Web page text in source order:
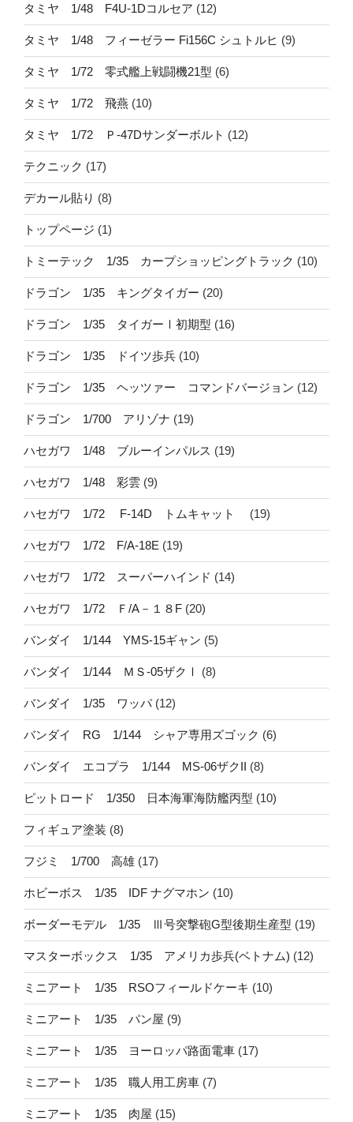
タミヤ 1/48 F4U-1Dコルセア (12)
タミヤ 1/48 フィーゼラー Fi156C シュトルヒ (9)
タミヤ 1/72 零式艦上戦闘機21型 (6)
タミヤ 1/72 飛燕 (10)
タミヤ 1/72 Ｐ-47Dサンダーボルト (12)
テクニック (17)
デカール貼り (8)
トップページ (1)
トミーテック 1/35 カープショッピングトラック (10)
ドラゴン 1/35 キングタイガー (20)
ドラゴン 1/35 タイガーⅠ初期型 (16)
ドラゴン 1/35 ドイツ歩兵 (10)
ドラゴン 1/35 ヘッツァー コマンドバージョン (12)
ドラゴン 1/700 アリゾナ (19)
ハセガワ 1/48 ブルーインパルス (19)
ハセガワ 1/48 彩雲 (9)
ハセガワ 1/72 F-14D トムキャット (19)
ハセガワ 1/72 F/A-18E (19)
ハセガワ 1/72 スーパーハインド (14)
ハセガワ 1/72 Ｆ/A－１８F (20)
バンダイ 1/144 YMS-15ギャン (5)
バンダイ 1/144 ＭＳ-05ザクⅠ (8)
バンダイ 1/35 ワッパ(12)
バンダイ RG 1/144 シャア専用ズゴック (6)
バンダイ エコプラ 1/144 MS-06ザクII (8)
ピットロード 1/350 日本海軍海防艦丙型 (10)
フィギュア塗装 (8)
フジミ 1/700 高雄 (17)
ホビーボス 1/35 IDF ナグマホン (10)
ボーダーモデル 1/35 Ⅲ号突撃砲G型後期生産型 (19)
マスターボックス 1/35 アメリカ歩兵(ベトナム) (12)
ミニアート 1/35 RSOフィールドケーキ (10)
ミニアート 1/35 パン屋 (9)
ミニアート 1/35 ヨーロッパ路面電車 (17)
ミニアート 1/35 職人用工房車 (7)
ミニアート 1/35 肉屋 (15)